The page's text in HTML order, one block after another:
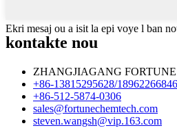
Ekri mesaj ou a isit la epi voye l ban
kontakte nou
ZHANGJIAGANG
+86-13815295628/18962266846
+86-512-5874-0306
sales@fortunechemtech.com
steven.wangsh@vip.163.com